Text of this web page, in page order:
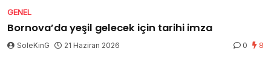
GENEL
Bornova’da yeşil gelecek için tarihi imza
SoleKinG 21 Haziran 2026 0 8